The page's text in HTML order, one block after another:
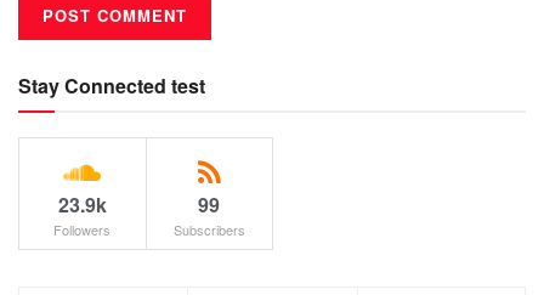
Stay Connected test
23.9k
Followers
99
Subscribers